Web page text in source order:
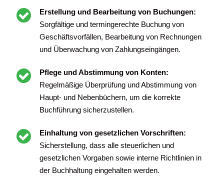
Erstellung und Bearbeitung von Buchungen:
Sorgfältige und termingerechte Buchung von
Geschäftsvorfällen, Bearbeitung von Rechnungen
und Überwachung von Zahlungseingängen.
Pflege und Abstimmung von Konten:
Regelmäßige Überprüfung und Abstimmung von
Haupt- und Nebenbüchern, um die korrekte
Buchführung sicherzustellen.
Einhaltung von gesetzlichen Vorschriften:
Sicherstellung, dass alle steuerlichen und
gesetzlichen Vorgaben sowie interne Richtlinien in
der Buchhaltung eingehalten werden.